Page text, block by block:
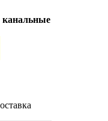
канальные